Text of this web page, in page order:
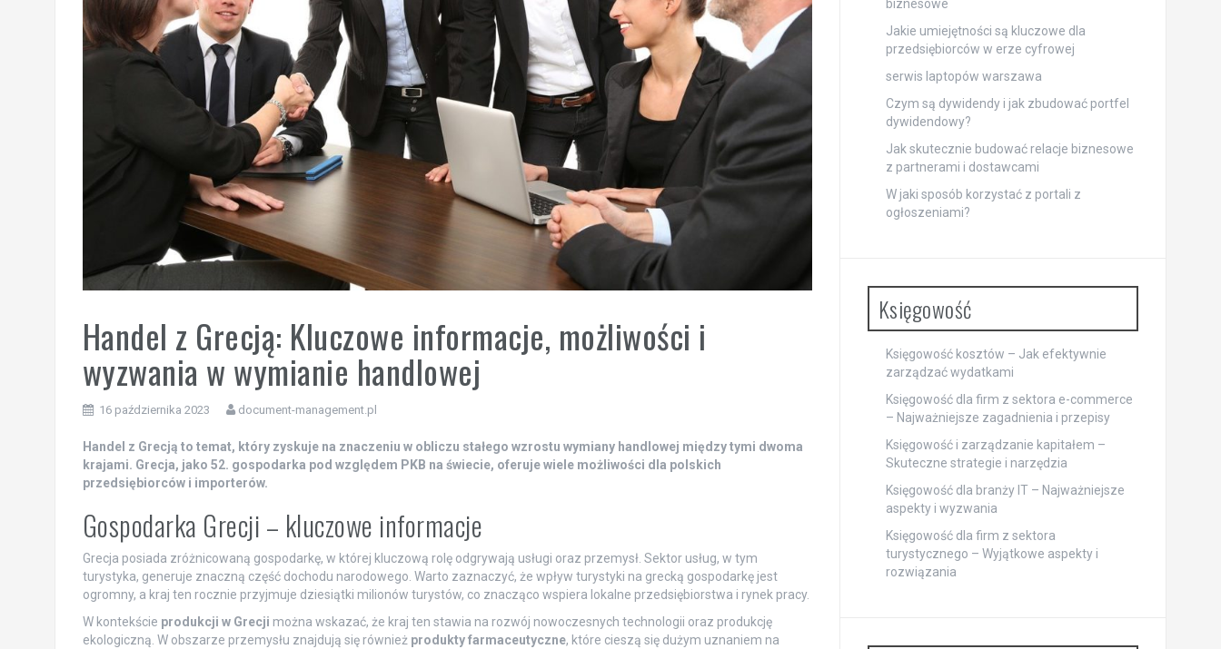
Handel z Grecją: Kluczowe informacje, możliwości i
wyzwania w wymianie handlowej
16 października 2023 document-management.pl
Handel z Grecją to temat, który zyskuje na znaczeniu w obliczu stałego wzrostu wymiany handlowej między tymi dwoma
krajami. Grecja, jako 52. gospodarka pod względem PKB na świecie, oferuje wiele możliwości dla polskich
przedsiębiorców i importerów.
Gospodarka Grecji – kluczowe informacje
Grecja posiada zróżnicowaną gospodarkę, w której kluczową rolę odgrywają usługi oraz przemysł. Sektor usług, w tym
turystyka, generuje znaczną część dochodu narodowego. Warto zaznaczyć, że wpływ turystyki na grecką gospodarkę jest
ogromny, a kraj ten rocznie przyjmuje dziesiątki milionów turystów, co znacząco wspiera lokalne przedsiębiorstwa i rynek pracy.
W kontekście produkcji w Grecji można wskazać, że kraj ten stawia na rozwój nowoczesnych technologii oraz produkcję
ekologiczną. W obszarze przemysłu znajdują się również produkty farmaceutyczne, które cieszą się dużym uznaniem na
biznesowe
Jakie umiejętności są kluczowe dla
przedsiębiorców w erze cyfrowej
serwis laptopów warszawa
Czym są dywidendy i jak zbudować portfel
dywidendowy?
Jak skutecznie budować relacje biznesowe
z partnerami i dostawcami
W jaki sposób korzystać z portali z
ogłoszeniami?
Księgowość
Księgowość kosztów – Jak efektywnie
zarządzać wydatkami
Księgowość dla firm z sektora e-commerce
– Najważniejsze zagadnienia i przepisy
Księgowość i zarządzanie kapitałem –
Skuteczne strategie i narzędzia
Księgowość dla branży IT – Najważniejsze
aspekty i wyzwania
Księgowość dla firm z sektora
turystycznego – Wyjątkowe aspekty i
rozwiązania